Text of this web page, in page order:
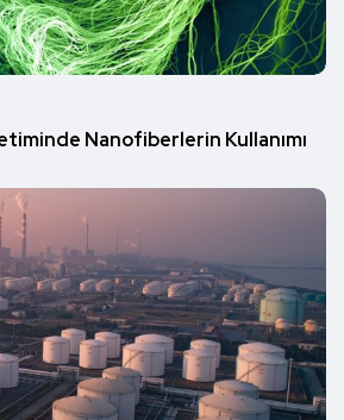
Nanofiberlerin Kullanımı